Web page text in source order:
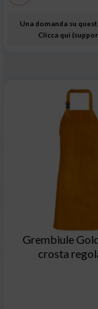
Una domanda su
Clicca qui
Grembiule
crosta